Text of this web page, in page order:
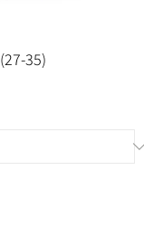
35)